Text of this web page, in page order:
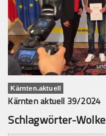
Kärnten.aktuell
Kärnten aktuell 39/2024
Schlagwörter-Wolke